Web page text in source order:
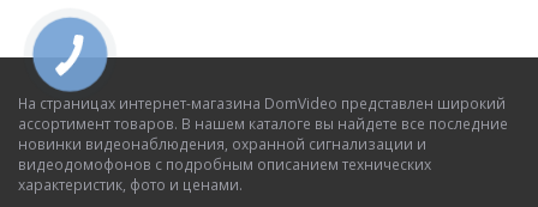
На страницах интернет-магазина DomVideo представлен широкий
ассортимент товаров. В нашем каталоге вы найдете все последние
новинки видеонаблюдения, охранной сигнализации и
видеодомофонов с подробным описанием технических
характеристик, фото и ценами.